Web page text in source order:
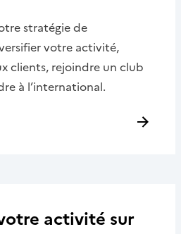
stratégie de
votre activité,
clients, rejoindre un club
à l’international.
activité sur